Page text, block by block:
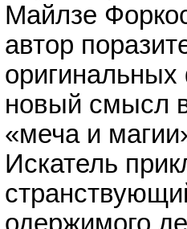
Майлзе
автор
новый смысл
«меча и
Искатель